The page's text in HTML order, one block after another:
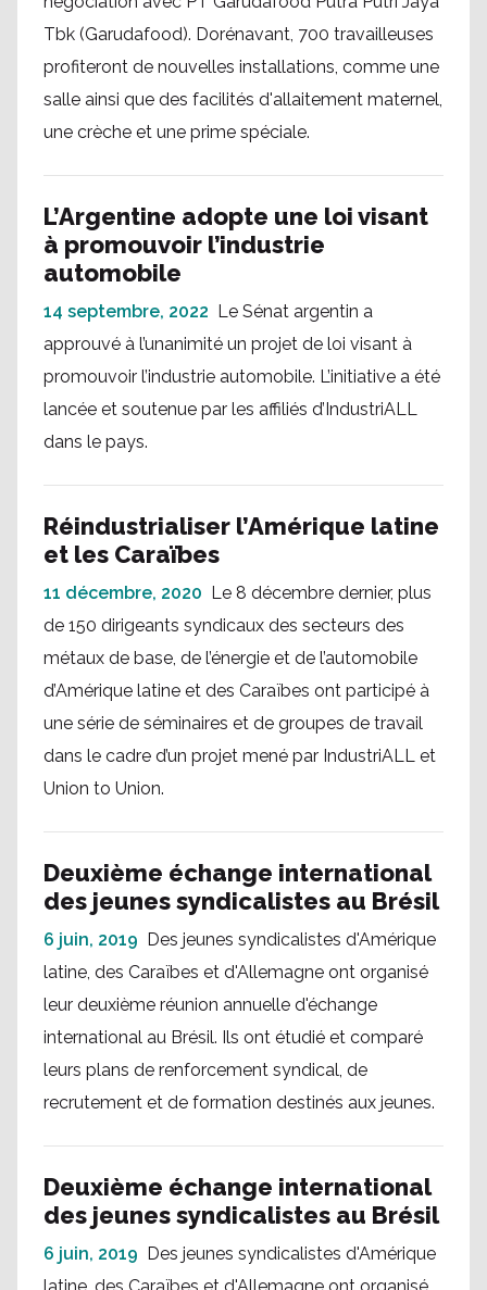
Tbk (Garudafood). Dorénavant, 700 travailleuses
profiteront de nouvelles installations, comme une
salle ainsi que des facilités d'allaitement maternel,
une crèche et une prime spéciale.
L’Argentine adopte une loi visant
à promouvoir l’industrie
automobile
14 septembre, 2022 Le Sénat argentin a
approuvé à l’unanimité un projet de loi visant à
promouvoir l’industrie automobile. L’initiative a été
lancée et soutenue par les affiliés d’IndustriALL
dans le pays.
Réindustrialiser l’Amérique latine
et les Caraïbes
11 décembre, 2020 Le 8 décembre dernier, plus
de 150 dirigeants syndicaux des secteurs des
métaux de base, de l’énergie et de l’automobile
d’Amérique latine et des Caraïbes ont participé à
une série de séminaires et de groupes de travail
dans le cadre d’un projet mené par IndustriALL et
Union to Union.
Deuxième échange international
des jeunes syndicalistes au Brésil
6 juin, 2019 Des jeunes syndicalistes d'Amérique
latine, des Caraïbes et d'Allemagne ont organisé
leur deuxième réunion annuelle d'échange
international au Brésil. Ils ont étudié et comparé
leurs plans de renforcement syndical, de
recrutement et de formation destinés aux jeunes.
Deuxième échange international
des jeunes syndicalistes au Brésil
6 juin, 2019 Des jeunes syndicalistes d'Amérique